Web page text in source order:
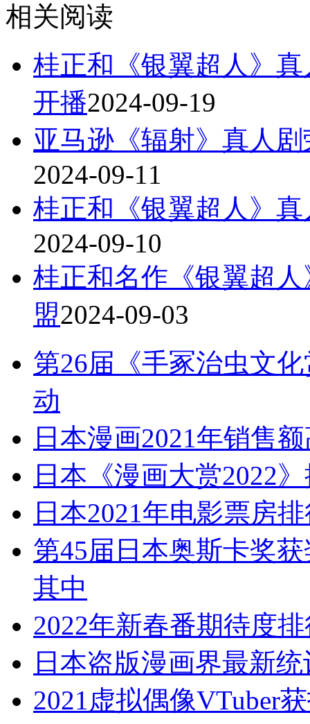
相关阅读
桂正和《银翼超人》
开播2024-09-19
亚马逊《辐射》真人
2024-09-11
桂正和《银翼超人》
2024-09-10
桂正和名作《银翼超
盟2024-09-03
第26届《手冢治虫文
动
日本漫画2021年销售
日本《漫画大赏2022
日本2021年电影票房
第45届日本奥斯卡奖
其中
2022年新春番期待度
日本盗版漫画界最新
2021虚拟偶像VTuber